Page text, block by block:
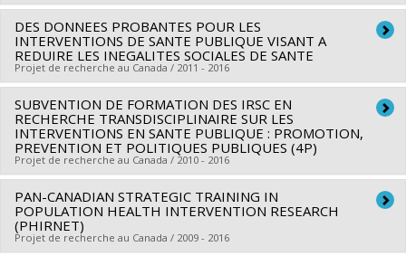
René Carbonneau,Frank Vitaro,Jean Séguin,Benoît Mâsse
,Gustavo Turecki,Tomas Paus,Rose Marie Mara
Brendgen ,Michel Boivin
Sources de financement :
santé du Canada
Programmes de subvention :PVXX5647-(MOP) Subvention
de fonctionnement incluant les subventions de
fonctionnement programmatiques (général)
Chercheur principal : Katherine Frohlich
Co-chercheurs : Louise Potvin,Clément Dassa, Mark Daniel
,Yan Kestens,Jennifer O'Loughlin,
Bernard,Antoine Rode , Thomas Abel, Bernard-Simon
Leclerc
Sources de financement :IRSC/Instituts de recherche en
santé du Canada
PVXX5647-(MOP) Subvention
de fonctionnement incluant les subventions de
fonctionnement programmatiques (général)
DES DONNEES PROBANTES POUR LES
INTERVENTIONS DE SANTE PUBLIQUE VISANT A
REDUIRE LES INEGALITES SOCIALES DE SANTE
Projet de recherche au Canada / 2011 - 2016
Chercheur principal : Louise Potvin
Co-chercheurs : Alain Noël,Deena White,Lise Gauvin,
Richard,Marie-France Raynault ,Angèle Bilodeau
Côté,Yan Kestens,Audrey Smargiassi,Isabelle Laurin,
Patrick Morency ,Geetanjali Datta,Sherri Lynn Bisset
Michèle Stanton-Jean , Denis Bourque,Gilles Sénécal
Bouchard,Ruth Rose-Lizée
SUBVENTION DE FORMATION DES IRSC EN
RECHERCHE TRANSDISCIPLINAIRE SUR LES
INTERVENTIONS EN SANTE PUBLIQUE : PROMOTION,
PREVENTION ET POLITIQUES PUBLIQUES (4P)
Projet de recherche au Canada / 2010 - 2016
Chercheur principal : Gilles Paradis
Co-chercheurs : Louise Potvin ,Andrée Demers,Lise Gauvin
,Lucie Richard, Marie-France Raynault
PAN-CANADIAN STRATEGIC TRAINING IN
POPULATION HEALTH INTERVENTION RESEARCH
(PHIRNET)
Projet de recherche au Canada / 2009 - 2016